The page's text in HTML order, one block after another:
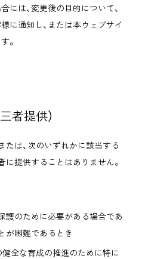
には、変更後の目的について、
に通知し、または本ウェブサイ
。
者提供）
たは、次のいずれかに該当する
に提供することはありません。
護のために必要がある場合であ
が困難であるとき
全な育成の推進のために特に